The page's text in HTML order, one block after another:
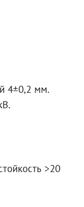
4±0,2 мм.
>20